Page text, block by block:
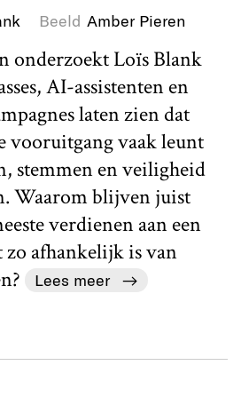
Beeld Amber Pieren
onderzoekt Loïs Blank
AI-assistenten en
laten zien dat
vooruitgang vaak leunt
stemmen en veiligheid
Waarom blijven juist
verdienen aan een
zo afhankelijk is van
Lees meer